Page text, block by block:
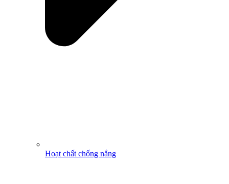
Hoạt chất chống nắng